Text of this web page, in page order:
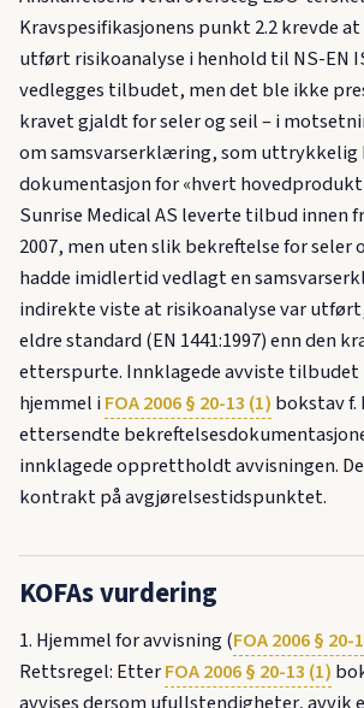
Kravspesifikasjonens punkt 2.2 krevde
utført risikoanalyse i henhold til NS-EN
vedlegges tilbudet, men det ble ikke
kravet gjaldt for seler og seil – i
om samsvarserklæring, som uttrykkelig
dokumentasjon for «hvert
Sunrise Medical AS leverte tilbud innen
2007, men uten slik bekreftelse for seler
hadde imidlertid vedlagt en
indirekte viste at risikoanalyse var
eldre standard (EN 1441:1997) enn den
etterspurte. Innklagede avviste tilbudet
hjemmel iFOA 2006 § 20-13 (1) bokstav f.
ettersendte
innklagede opprettholdt avvisningen.
kontrakt på avgjørelsestidspunktet.
KOFAs vurdering
1. Hjemmel for avvisning (FOA 2006 § 20-
Rettsregel: EtterFOA 2006 § 20-13 (1)